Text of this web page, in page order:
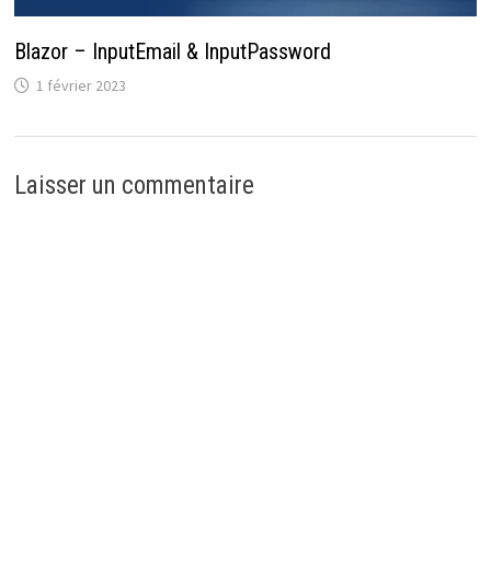
Blazor – InputEmail & InputPassword
1 février 2023
Laisser un commentaire